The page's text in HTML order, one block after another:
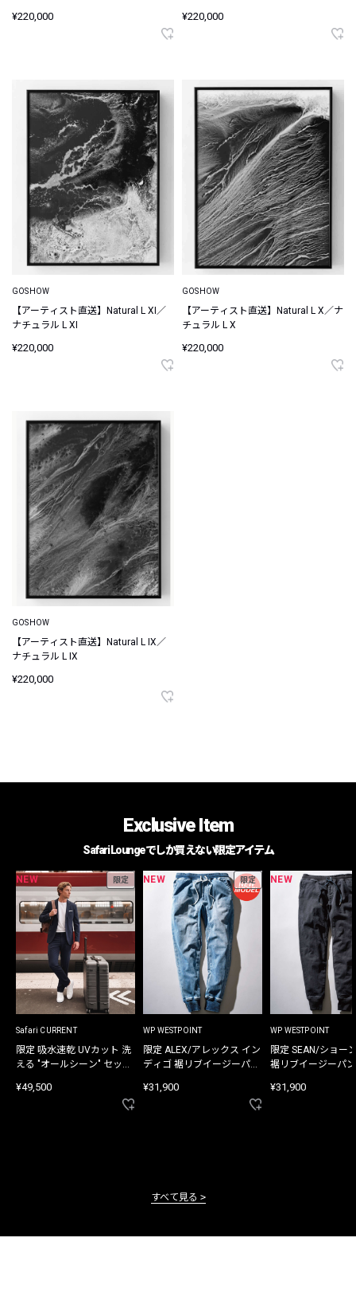
¥220,000 ¥220,000
GOSHOW
【アーティスト直送】Natural L XI／
ナチュラル L XI
¥220,000
GOSHOW
【アーティスト直送】Natural L X／ナ
チュラル L X
¥220,000
GOSHOW
【アーティスト直送】Natural L IX／
ナチュラル L IX
¥220,000
Exclusive Item
Safari Loungeでしか買えない限定アイテム
NEW 限定
Safari CURRENT
限定 吸水速乾 UVカット 洗
える "オールシーン" セット
¥49,500
NEW 限定
WP WESTPOINT
限定 ALEX/アレックス イン
ディゴ 裾リブイージーパン
¥31,900
NEW
WP WESTPOINT
限定 SEAN/ショー
裾リブイージーパ
¥31,900
すべて見る